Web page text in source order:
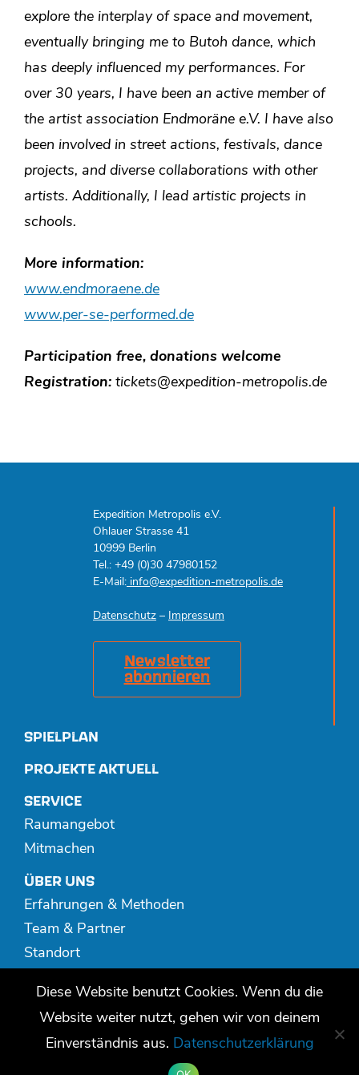
explore the interplay of space and movement,
eventually bringing me to Butoh dance, which
has deeply influenced my performances. For
over 30 years, I have been an active member of
the artist association Endmoräne e.V. I have also
been involved in street actions, festivals, dance
projects, and diverse collaborations with other
artists. Additionally, I lead artistic projects in
schools.
More information:
www.endmoraene.de
www.per-se-performed.de
Participation free, donations welcome
Registration: tickets@expedition-metropolis.de
Expedition Metropolis e.V.
Ohlauer Strasse 41
10999 Berlin
Tel.: +49 (0)30 47980152
E-Mail: info@expedition-metropolis.de
Datenschutz – Impressum
Newsletter
abonnieren
SPIELPLAN
PROJEKTE AKTUELL
SERVICE
Raumangebot
Mitmachen
ÜBER UNS
Erfahrungen & Methoden
Team & Partner
Standort
MEDIATHEK
Publikationen
Diese Website benutzt Cookies. Wenn du die
Website weiter nutzt, gehen wir von deinem
Einverständnis aus. Datenschutzerklärung